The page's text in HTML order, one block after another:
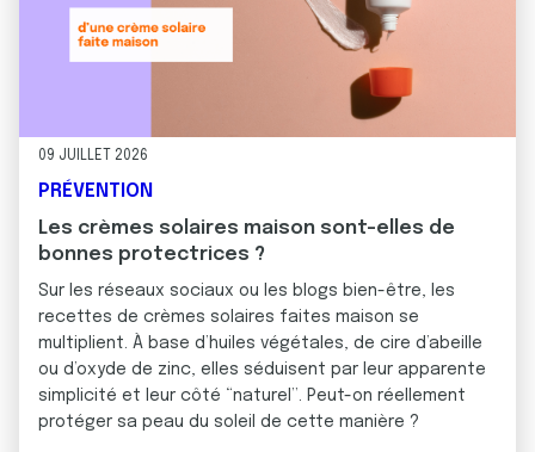
09 JUILLET 2026
PRÉVENTION
Les crèmes solaires maison sont-elles de
bonnes protectrices ?
Sur les réseaux sociaux ou les blogs bien-être, les
recettes de crèmes solaires faites maison se
multiplient. À base d’huiles végétales, de cire d’abeille
ou d’oxyde de zinc, elles séduisent par leur apparente
simplicité et leur côté “naturel”. Peut-on réellement
protéger sa peau du soleil de cette manière ?